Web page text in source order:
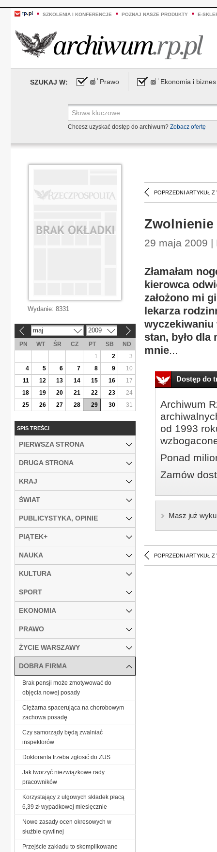
SZKOLENIA I KONFERENCJE POZNAJ NASZE PRODUKTY E-
SZUKAJ W: Prawo Ekonomia i biznes
Chcesz uzyskać dostęp do archiwum? Zobacz ofertę
POPRZEDNI ARTYKUŁ Z
Zwolnienie
29 maja 2009 |
Złamałam
kierowca
założono mi
lekarza
wyczekiwaniu
stan, było
mnie...
Dostęp do
Archiwum
od 1993
Ponad
Zamów
Masz już
POPRZEDNI ARTYKUŁ Z
Wydanie: 8331
maj 2009
PN WT ŚR CZ PT SB
ND
1
2
3
4
5 6 7 8 9
10
11
12 13 14 15 16
17
18
19 20 21 22 23
24
25
26 27 28 29 30 31
SPIS TREŚCI
PIERWSZA STRONA
DRUGA STRONA
KRAJ
ŚWIAT
PUBLICYSTYKA, OPINIE
PIĄTEK+
NAUKA
KULTURA
SPORT
EKONOMIA
PRAWO
ŻYCIE WARSZAWY
DOBRA FIRMA
Brak pensji może zmotywować do
objęcia nowej posady
Ciężarna spacerująca na chorobowym
zachowa posadę
Czy samorządy będą zwalniać
inspektorów
Doktoranta trzeba zgłosić do ZUS
Jak tworzyć niezwiązkowe rady
pracowników
Korzystający z ulgowych składek płacą
6,39 zł wypadkowej miesięcznie
Nowe zasady ocen okresowych w
służbie cywilnej
Przejście zakładu to skomplikowane